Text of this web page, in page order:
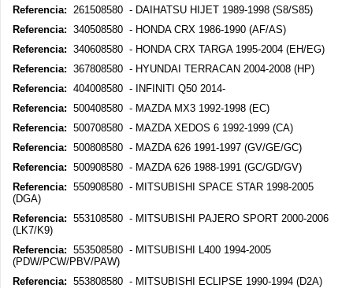
Referencia: 261508580 - DAIHATSU HIJET 1989-1998 (S8/S85)
Referencia: 340508580 - HONDA CRX 1986-1990 (AF/AS)
Referencia: 340608580 - HONDA CRX TARGA 1995-2004 (EH/EG)
Referencia: 367808580 - HYUNDAI TERRACAN 2004-2008 (HP)
Referencia: 404008580 - INFINITI Q50 2014-
Referencia: 500408580 - MAZDA MX3 1992-1998 (EC)
Referencia: 500708580 - MAZDA XEDOS 6 1992-1999 (CA)
Referencia: 500808580 - MAZDA 626 1991-1997 (GV/GE/GC)
Referencia: 500908580 - MAZDA 626 1988-1991 (GC/GD/GV)
Referencia: 550908580 - MITSUBISHI SPACE STAR 1998-2005
(DGA)
Referencia: 553108580 - MITSUBISHI PAJERO SPORT 2000-2006
(LK7/K9)
Referencia: 553508580 - MITSUBISHI L400 1994-2005
(PDW/PCW/PBV/PAW)
Referencia: 553808580 - MITSUBISHI ECLIPSE 1990-1994 (D2A)